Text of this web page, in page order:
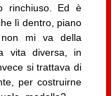
rinchiuso. Ed è
lì dentro, piano
mi va della
vita diversa, in
si trattava di
per costruirne